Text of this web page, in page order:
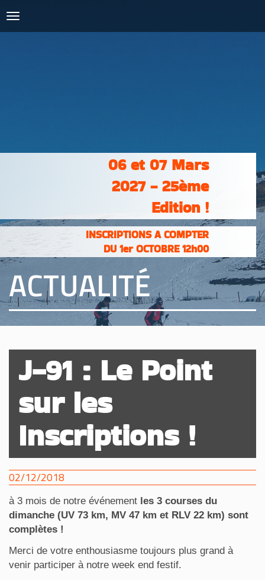
PHOTOS &
06 et 07 Mars
2027 - 25ème
Edition !
INSCRIPTIONS A COMPTER
DU 1er OCTOBRE 12h00
ACTUALITÉ
J-91 : Le Point
sur les
Inscriptions !
02/12/2018
à 3 mois de notre événement les 3 courses du
dimanche (UV 73 km, MV 47 km et RLV 22 km) sont
complètes !
Merci de votre enthousiasme toujours plus grand à
venir participer à notre week end festif.